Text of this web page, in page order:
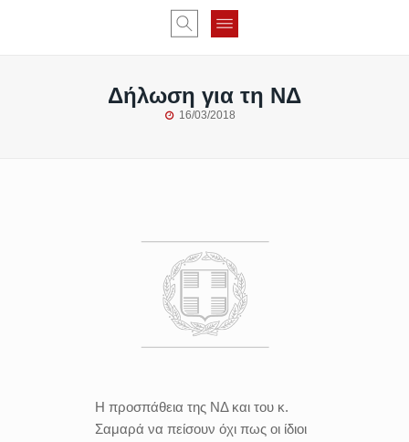
Δήλωση για τη ΝΔ
16/03/2018
Η προσπάθεια της ΝΔ και του κ.
Σαμαρά να πείσουν όχι πως οι ίδιοι